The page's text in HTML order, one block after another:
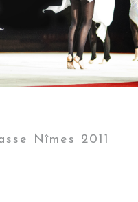
Nîmes 2011